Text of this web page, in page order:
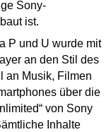
Sony-
ist.
P und U wurde mit
an den Stil des
an Musik, Filmen
über die
von Sony
Inhalte